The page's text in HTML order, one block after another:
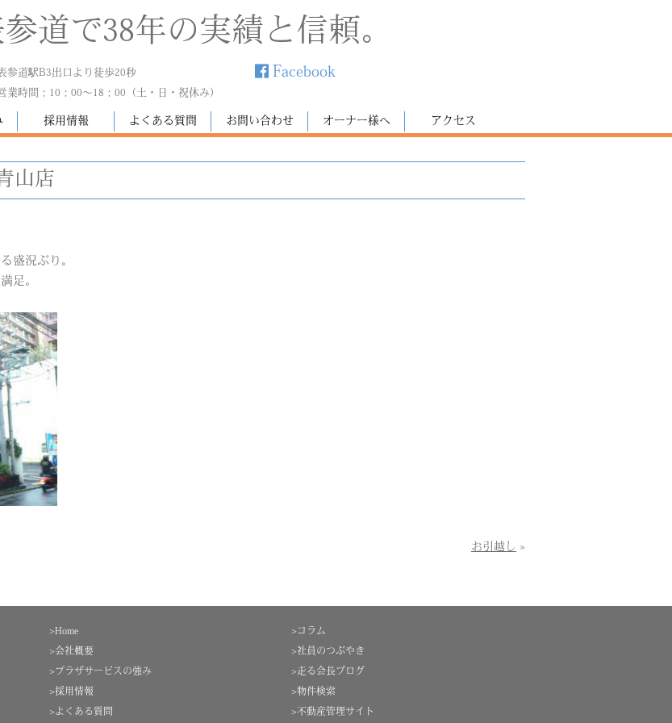
道で38年の実績と信頼。
参道駅B3出口より徒歩20秒
業時間：10：00～18：00（土・日・祝休み）
Facebook
採用情報 よくある質問 お問い合わせ オーナー様へ アクセス
山店
盛況ぶり。
足。
お引越し »
>コラム
>社員のつぶやき
>走る会長ブログ
>物件検索
>不動産管理サイト
>Home
>会社概要
>プラザサービスの強み
>採用情報
>よくある質問